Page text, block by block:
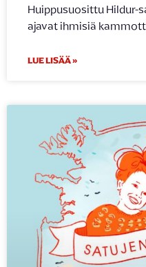
Huippusuosittu Hildur-
ajavat ihmisiä
LUE LISÄÄ »